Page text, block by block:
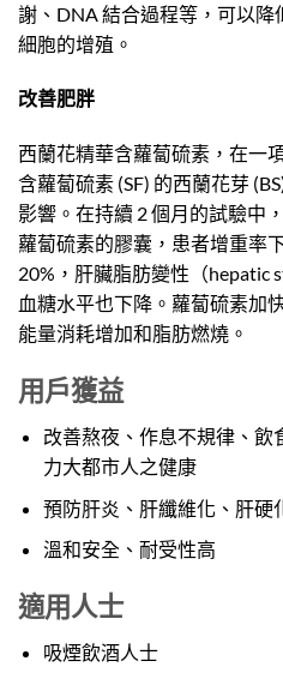
謝、DNA 結合過程等，可以
細胞的增殖。
改善肥胖
西蘭花精華含蘿蔔硫素，在一
含蘿蔔硫素 (SF) 的西蘭花芽
影響。在持續 2 個月的試驗中
蘿蔔硫素的膠囊，患者增重率
20%，肝臟脂肪變性（hepatic
血糖水平也下降。蘿蔔硫素加
能量消耗增加和脂肪燃燒。
用戶獲益
改善熬夜、作息不規律、飲
力大都市人之健康
預防肝炎、肝纖維化、肝硬
溫和安全、耐受性高
適用人士
吸煙飲酒人士